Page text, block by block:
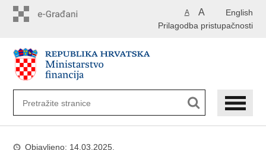
English
A A
Prilagodba pristupačnosti
Objavljeno: 14.03.2025.